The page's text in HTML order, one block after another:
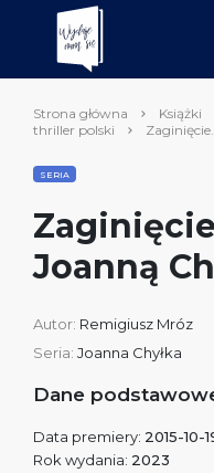
Strona główna Książki
thriller polski
SERIA
Joanną
Autor: Remigiusz Mróz
Seria: Joanna Chyłka
Dane
Data premiery: 2015-10-
Rok wydania: 2023